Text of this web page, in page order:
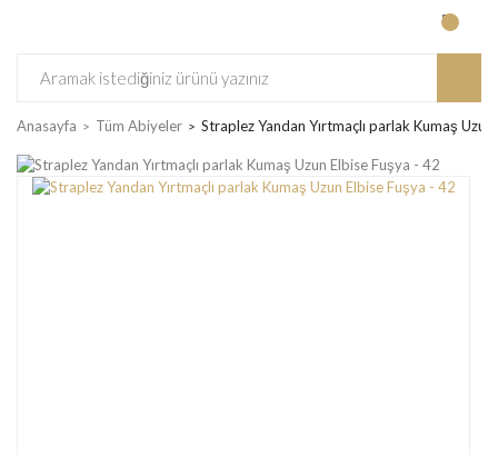
Anasayfa Tüm Abiyeler Straplez Yandan Yırtmaçlı parlak Kumaş